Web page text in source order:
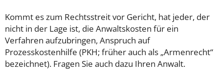
Kommt es zum Rechtsstreit vor Gericht, hat jeder, der
nicht in der Lage ist, die Anwaltskosten für ein
Verfahren aufzubringen, Anspruch auf
Prozesskostenhilfe (PKH; früher auch als „Armenrecht“
bezeichnet). Fragen Sie auch dazu Ihren Anwalt.